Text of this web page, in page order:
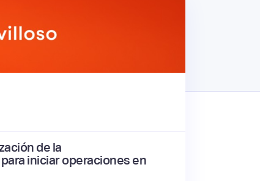
de la
iniciar operaciones en